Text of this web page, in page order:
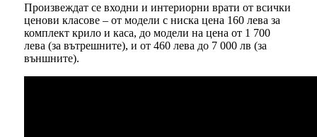
Произвеждат се входни и интериорни врати от всички
ценови класове – от модели с ниска цена 160 лева за
комплект крило и каса, до модели на цена от 1 700
лева (за вътрешните), и от 460 лева до 7 000 лв (за
външните).